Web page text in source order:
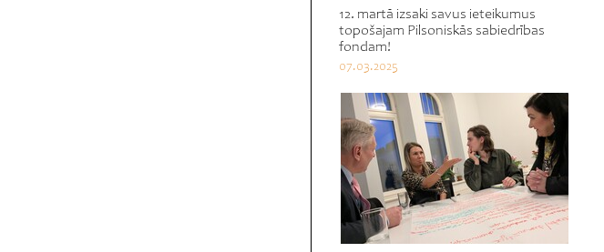
12. martā izsaki savus ieteikumus
topošajam Pilsoniskās sabiedrības
fondam!
07.03.2025